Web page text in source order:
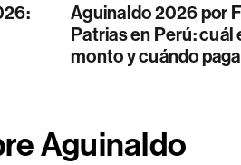
Aguinaldo 2026 por
Patrias en Perú: cuál
monto y cuándo
Aguinaldo